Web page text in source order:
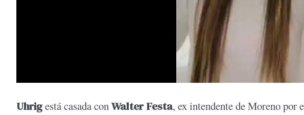
Uhrigestá casada conWalter Festa, ex intendente de Moreno por